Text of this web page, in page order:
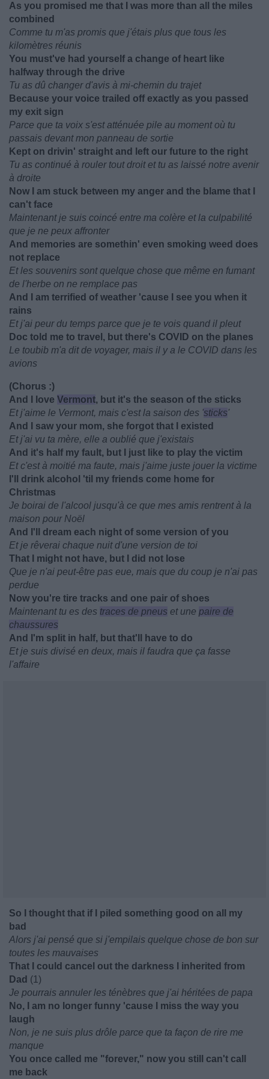
As you promised me that I was more than all the miles
combined
Comme tu m'as promis que j'étais plus que tous les
kilomètres réunis
You must've had yourself a change of heart like
halfway through the drive
Tu as dû changer d'avis à mi-chemin du trajet
Because your voice trailed off exactly as you passed
my exit sign
Parce que ta voix s'est atténuée pile au moment où tu
passais devant mon panneau de sortie
Kept on drivin' straight and left our future to the right
Tu as continué à rouler tout droit et tu as laissé notre avenir
à droite
Now I am stuck between my anger and the blame that I
can't face
Maintenant je suis coincé entre ma colère et la culpabilité
que je ne peux affronter
And memories are somethin' even smoking weed does
not replace
Et les souvenirs sont quelque chose que même en fumant
de l'herbe on ne remplace pas
And I am terrified of weather 'cause I see you when it
rains
Et j'ai peur du temps parce que je te vois quand il pleut
Doc told me to travel, but there's COVID on the planes
Le toubib m'a dit de voyager, mais il y a le COVID dans les
avions
(Chorus :)
And I love Vermont, but it's the season of the sticks
Et j'aime le Vermont, mais c'est la saison des 'sticks'
And I saw your mom, she forgot that I existed
Et j'ai vu ta mère, elle a oublié que j'existais
And it's half my fault, but I just like to play the victim
Et c'est à moitié ma faute, mais j'aime juste jouer la victime
I'll drink alcohol 'til my friends come home for
Christmas
Je boirai de l'alcool jusqu'à ce que mes amis rentrent à la
maison pour Noël
And I'll dream each night of some version of you
Et je rêverai chaque nuit d'une version de toi
That I might not have, but I did not lose
Que je n'ai peut-être pas eue, mais que du coup je n'ai pas
perdue
Now you're tire tracks and one pair of shoes
Maintenant tu es des traces de pneus et une paire de
chaussures
And I'm split in half, but that'll have to do
Et je suis divisé en deux, mais il faudra que ça fasse
l'affaire
So I thought that if I piled something good on all my
bad
Alors j'ai pensé que si j'empilais quelque chose de bon sur
toutes les mauvaises
That I could cancel out the darkness I inherited from
Dad (1)
Je pourrais annuler les ténèbres que j'ai héritées de papa
No, I am no longer funny 'cause I miss the way you
laugh
Non, je ne suis plus drôle parce que ta façon de rire me
manque
You once called me "forever," now you still can't call
me back